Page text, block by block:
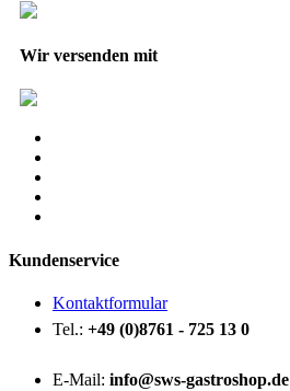
Wir versenden mit
Kundenservice
Kontaktformular
Tel.: +49 (0)8761 - 725 13 0
E-Mail: info@sws-gastroshop.de